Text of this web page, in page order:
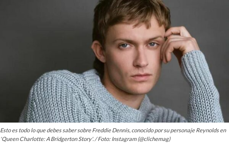
Esto es todo lo que debes saber sobre Freddie Dennis, conocido por su personaje Reynolds en
'Queen Charlotte: A Bridgerton Story'. / Foto: Instagram (@clichemag)